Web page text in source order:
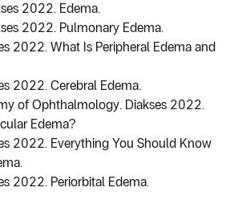
2022. Edema.
2022. Pulmonary Edema.
2022. What Is Peripheral Edema and
2022. Cerebral Edema.
of Ophthalmology. Diakses 2022.
Edema?
2022. Everything You Should Know
2022. Periorbital Edema.